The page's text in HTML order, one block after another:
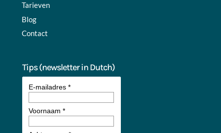
Tarieven
Blog
Contact
Tips (newsletter in Dutch)